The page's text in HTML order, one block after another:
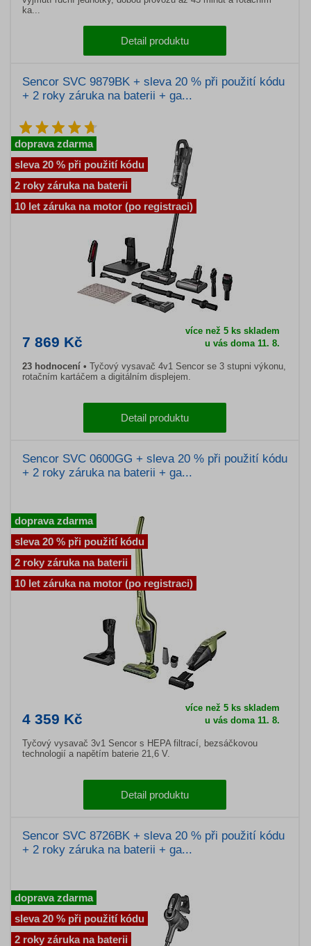
ka...
Detail produktu
Sencor SVC 9879BK + sleva 20 % při použití kódu
+ 2 roky záruka na baterii + ga...
7 869 Kč
více než 5 ks skladem
u vás doma 11. 8.
23 hodnocení
Tyčový vysavač 4v1 Sencor se 3 stupni výkonu,
rotačním kartáčem a digitálním displejem.
Detail produktu
doprava zdarma
sleva 20 % při použití kódu
2 roky záruka na baterii
10 let záruka na motor (po registraci)
Sencor SVC 0600GG + sleva 20 % při použití kódu
+ 2 roky záruka na baterii + ga...
4 359 Kč
více než 5 ks skladem
u vás doma 11. 8.
Tyčový vysavač 3v1 Sencor s HEPA filtrací, bezsáčkovou
technologií a napětím baterie 21,6 V.
Detail produktu
doprava zdarma
sleva 20 % při použití kódu
2 roky záruka na baterii
10 let záruka na motor (po registraci)
Sencor SVC 8726BK + sleva 20 % při použití kódu
+ 2 roky záruka na baterii + ga...
doprava zdarma
sleva 20 % při použití kódu
2 roky záruka na baterii